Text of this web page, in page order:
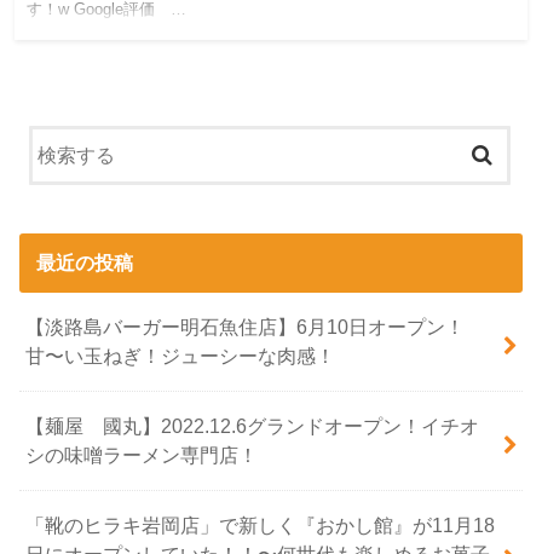
す！w Google評価 …
最近の投稿
【淡路島バーガー明石魚住店】6月10日オープン！
甘〜い玉ねぎ！ジューシーな肉感！
【麺屋 國丸】2022.12.6グランドオープン！イチオ
シの味噌ラーメン専門店！
「靴のヒラキ岩岡店」で新しく『おかし館』が11月18